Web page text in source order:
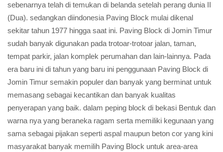
sebenarnya telah di temukan di belanda setelah perang dunia II
(Dua). sedangkan diindonesia Paving Block mulai dikenal
sekitar tahun 1977 hingga saat ini. Paving Block di Jomin Timur
sudah banyak digunakan pada trotoar-trotoar jalan, taman,
tempat parkir, jalan komplek perumahan dan lain-lainnya. Pada
era baru ini di tahun yang baru ini penggunaan Paving Block di
Jomin Timur semakin populer dan banyak yang berminat untuk
memasang sebagai kecantikan dan banyak kualitas
penyerapan yang baik. dalam peping block di bekasi Bentuk dan
warna nya yang beraneka ragam serta memiliki kegunaan yang
sama sebagai pijakan seperti aspal maupun beton cor yang kini
masyarakat banyak memilih Paving Block untuk area-area